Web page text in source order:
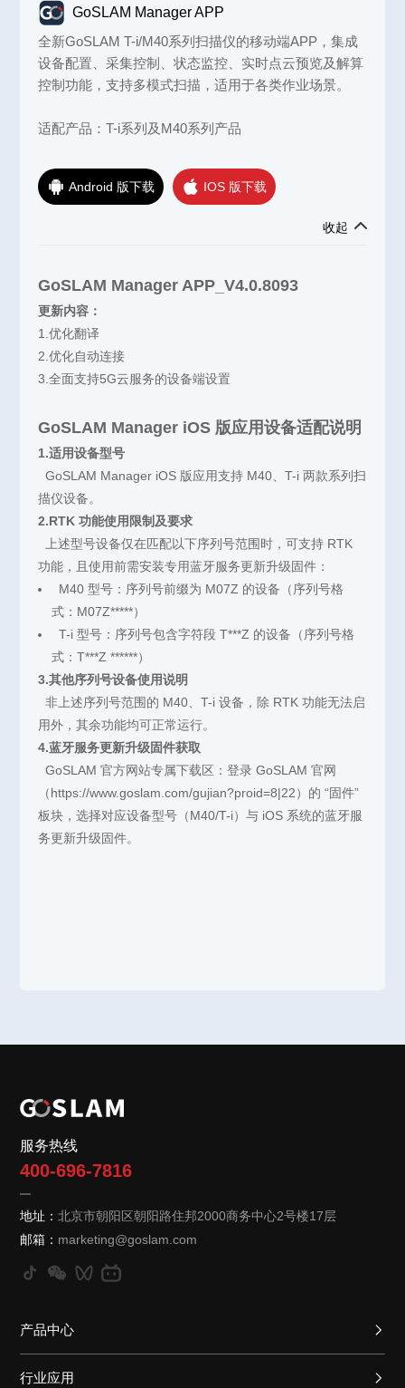
GoSLAM Manager APP
全新GoSLAM T-i/M40系列扫描仪的移动端APP，集成
设备配置、采集控制、状态监控、实时点云预览及解算
控制功能，支持多模式扫描，适用于各类作业场景。
适配产品：T-i系列及M40系列产品
Android 版下载 IOS 版下载
收起
GoSLAM Manager APP_V4.0.8093
更新内容：
1.优化翻译
2.优化自动连接
3.全面支持5G云服务的设备端设置
GoSLAM Manager iOS 版应用设备适配说明
1.适用设备型号
GoSLAM Manager iOS 版应用支持 M40、T-i 两款系列扫
描仪设备。
2.RTK 功能使用限制及要求
上述型号设备仅在匹配以下序列号范围时，可支持 RTK
功能，且使用前需安装专用蓝牙服务更新升级固件：
M40 型号：序列号前缀为 M07Z 的设备（序列号格
式：M07Z*****）
T-i 型号：序列号包含字符段T***Z 的设备（序列号格
式：T***Z ******）
3.其他序列号设备使用说明
非上述序列号范围的 M40、T-i 设备，除 RTK 功能无法启
用外，其余功能均可正常运行。
4.蓝牙服务更新升级固件获取
GoSLAM 官方网站专属下载区：登录 GoSLAM 官网
（https://www.goslam.com/gujian?proid=8|22）的 “固件”
板块，选择对应设备型号（M40/T-i）与 iOS 系统的蓝牙服
务更新升级固件。
服务热线
400-696-7816
地址：北京市朝阳区朝阳路住邦2000商务中心2号楼17层
邮箱： marketing@goslam.com
产品中心
行业应用